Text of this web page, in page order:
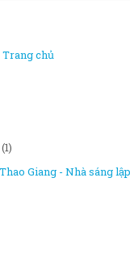
Trang chủ
(1)
Giang - Nhà sáng